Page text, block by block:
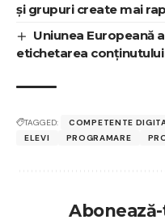
și grupuri create mai
Uniunea Europeană
etichetarea
TAGGED: COMPETENTE
ELEVI
PROGRAMARE